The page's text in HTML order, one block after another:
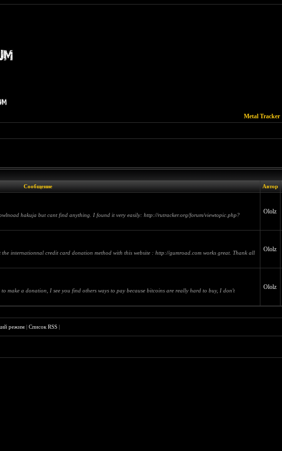
Metal Tracker
Сообщение Автор
hakuja but cant find anything. I found it very easily: http://rutracker.org/forum/viewtopic.php?
Ololz
internationnal credit card donation method with this website : http://gumroad.com works great. Thank all
Ololz
make a donation, I see you find others ways to pay because bitcoins are really hard to buy, I don't
Ololz
режим |Список RSS |